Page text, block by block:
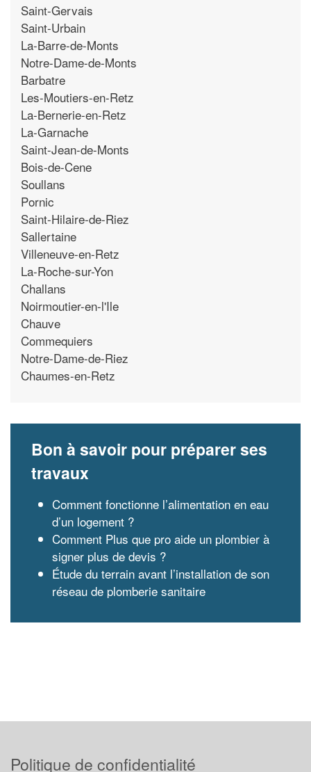
Saint-Gervais
Saint-Urbain
La-Barre-de-Monts
Notre-Dame-de-Monts
Barbatre
Les-Moutiers-en-Retz
La-Bernerie-en-Retz
La-Garnache
Saint-Jean-de-Monts
Bois-de-Cene
Soullans
Pornic
Saint-Hilaire-de-Riez
Sallertaine
Villeneuve-en-Retz
La-Roche-sur-Yon
Challans
Noirmoutier-en-l'Ile
Chauve
Commequiers
Notre-Dame-de-Riez
Chaumes-en-Retz
Bon à savoir pour préparer ses
travaux
Comment fonctionne l’alimentation en eau
d’un logement ?
Comment Plus que pro aide un plombier à
signer plus de devis ?
Étude du terrain avant l’installation de son
réseau de plomberie sanitaire
Politique de confidentialité